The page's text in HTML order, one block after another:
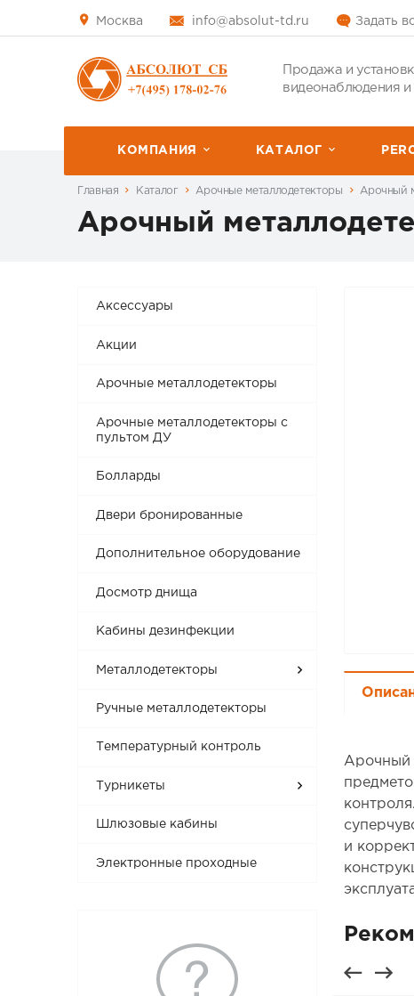
Москва info@absolut-td.ru Задать
Продажа и
видеонаблюдения и
КОМПАНИЯ КАТАЛОГ
Главная Каталог Арочные металлодетекторы Арочный
Арочный
Аксессуары
Акции
Арочные металлодетекторы
Арочные металлодетекторы с
пультом ДУ
Болларды
Двери бронированные
Дополнительное оборудование
Досмотр днища
Кабины дезинфекции
Металлодетекторы
Ручные металлодетекторы
Температурный контроль
Турникеты
Шлюзовые кабины
Электронные проходные
Арочный
и